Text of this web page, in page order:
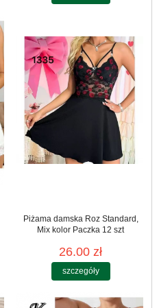
Piżama damska Roz Standard,
Mix kolor Paczka 12 szt
26.00 zł
szczegóły